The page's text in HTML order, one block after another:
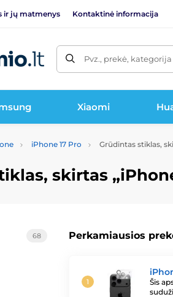
ir jų matmenys Kontaktinė informacija
Pvz., prekė, kategorija
Xiaomi
iPhone 17 Pro Grūdintas stiklas,
skirtas
Perkamiausios
Šis
68